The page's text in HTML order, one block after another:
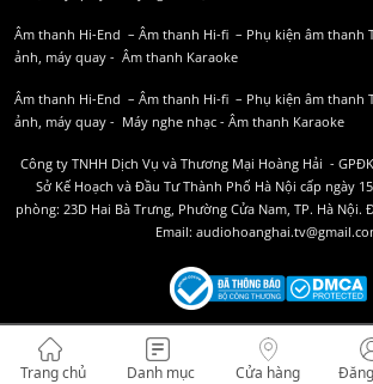
Âm thanh Hi-End – Âm thanh Hi-fi – Phụ kiện âm thanh
ảnh, máy quay - Âm thanh Karaoke
Âm thanh Hi-End – Âm thanh Hi-fi – Phụ kiện âm thanh
ảnh, máy quay - Máy nghe nhạc - Âm thanh Karaoke
Công ty TNHH Dịch Vụ và Thương Mại Hoàng Hải -
Sở Kế Hoạch và Đầu Tư Thành Phố Hà Nội cấp ngày
phòng: 23D Hai Bà Trưng, Phường Cửa Nam, TP. Hà Nội.
Email:
Trang chủ Danh mục Cửa hàng